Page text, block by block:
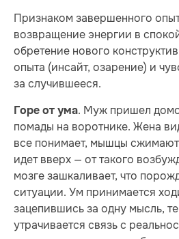
Признаком завершенного
возвращение энергии в
обретение нового
опыта (инсайт, озарение) и
за случившееся.
Горе от ума. Муж пришел
помады на воротнике. Жена
все понимает, мышцы
идет вверх — от такого
мозге зашкаливает, что
ситуации. Ум принимается
зацепившись за одну мысль,
утрачивается связь с